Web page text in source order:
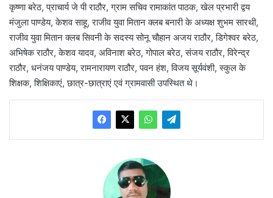
कृष्णा बरेठ, प्राचार्य जे पी राठौर, ग्राम सचिव रामाकांत पाठक, खेल प्रभारी द्वय
मंजुला पाण्डेय, केशव साहू, राजीव युवा मितान क्लब बनारी के अध्यक्ष शुभम सारथी,
राजीव युवा मितान क्लब सिवनी के सदस्य सोनू चौहान अजय राठौर, डिगेश्वर बरेठ,
अभिषेक राठौर, केशव यादव, अविनाश बरेठ, गोपाल बरेठ, संजय राठौर, विरेन्द्र
राठौर, धनंजय पाण्डेय, रामनारायण राठौर, पवन हंश, विजय सूर्यवंशी, स्कुल के
शिक्षक, शिक्षिकाएं, छात्र-छात्राएं एवं ग्रामवासी उपस्थित थे।